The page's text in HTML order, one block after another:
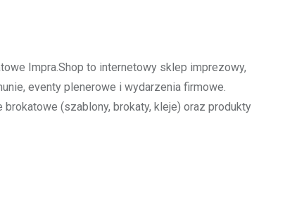
Impra.Shop to internetowy sklep imprezowy,
eventy plenerowe i wydarzenia firmowe.
(szablony, brokaty, kleje) oraz produkty